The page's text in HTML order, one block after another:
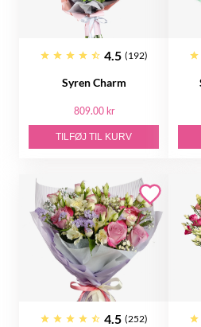
4.5 (192)
Syren Charm
809.00 kr
TILFØJ TIL KURV
4.5 (252)